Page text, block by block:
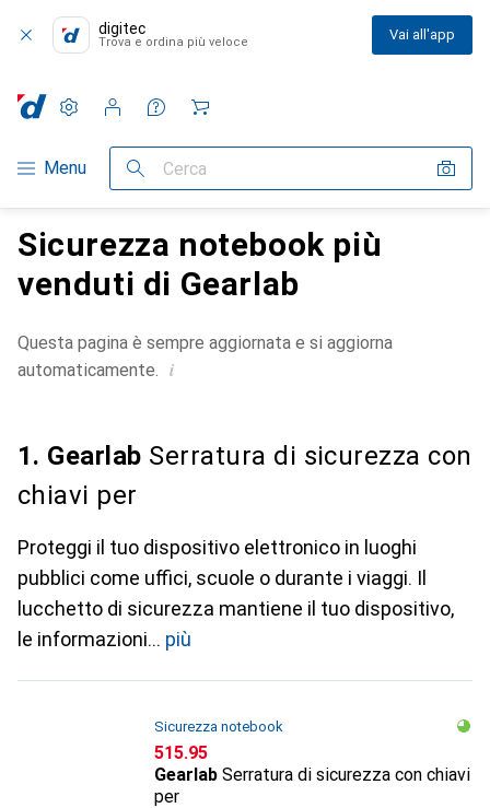
digitec
Trova e ordina più veloce Vai all'app
Categoria Navigazione
Menu Cerca
Impostazioni
Conto cliente
Liste di confronto
Liste dei desideri
Carrello
Sicurezza notebook più
venduti di Gearlab
Questa pagina è sempre aggiornata e si aggiorna
automaticamente. i
1. Gearlab Serratura di sicurezza con
chiavi per
Proteggi il tuo dispositivo elettronico in luoghi
pubblici come uffici, scuole o durante i viaggi. Il
lucchetto di sicurezza mantiene il tuo dispositivo,
le informazioni
più
Sicurezza notebook
CHF
515.95
Gearlab Serratura di sicurezza con chiavi
per